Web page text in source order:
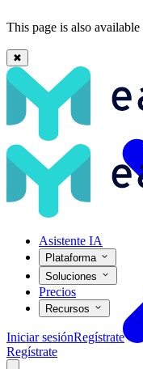
This page is also
✖
Asistente IA
Plataforma
Soluciones
Precios
Recursos
Iniciar sesiónRegístrate
Regístrate
Automatizaciones de